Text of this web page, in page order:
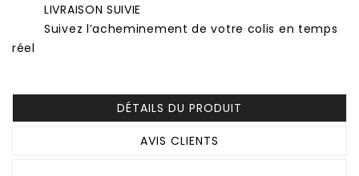
LIVRAISON SUIVIE
Suivez l’acheminement de votre colis en temps
réel
DÉTAILS DU PRODUIT
AVIS CLIENTS